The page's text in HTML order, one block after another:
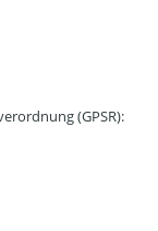
(GPSR):